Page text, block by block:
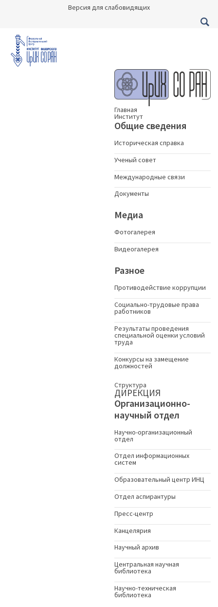
Версия для слабовидящих
Главная
Институт
Общие сведения
Историческая справка
Ученый совет
Международные связи
Документы
Медиа
Фотогалерея
Видеогалерея
Разное
Противодействие коррупции
Социально-трудовые права
работников
Результаты проведения
специальной оценки условий
труда
Конкурсы на замещение
должностей
Структура
ДИРЕКЦИЯ
Организационно-
научный отдел
Научно-организационный
отдел
Отдел информационных
систем
Образовательный центр ИНЦ
Отдел аспирантуры
Пресс-центр
Канцелярия
Научный архив
Центральная научная
библиотека
Научно-техническая
библиотека